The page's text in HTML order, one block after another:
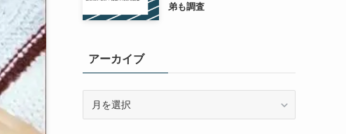
弟も調査
アーカイブ